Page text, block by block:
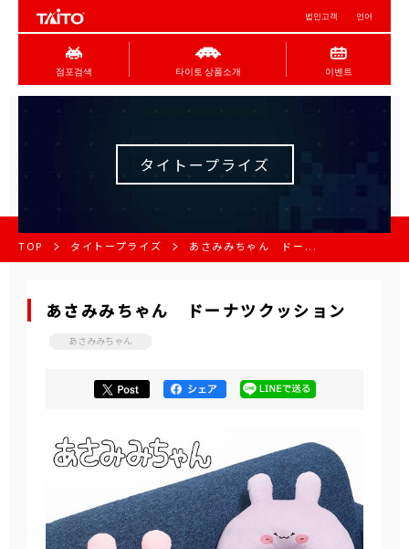
법인고객 언어
점포검색 타이토 상품소개 이벤트
タイトープライズ
TOP タイトープライズ あさみみちゃん ドー...
あさみみちゃん ドーナツクッション
あさみみちゃん